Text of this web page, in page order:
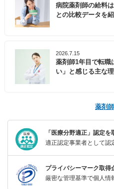
病院薬剤師の給料
との比較データを
2026.7.15
薬剤師1年目で転職
い」と感じる主な
薬剤
「医療分野適正」認定を
適正認定事業者として認
プライバシーマーク取得
厳密な管理基準で個人情